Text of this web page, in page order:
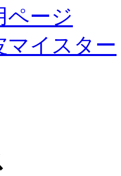
ページ
マイスター